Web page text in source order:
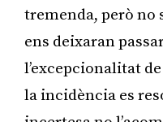
tremenda, però no
ens deixaran
l’excepcionalitat
la incidència es